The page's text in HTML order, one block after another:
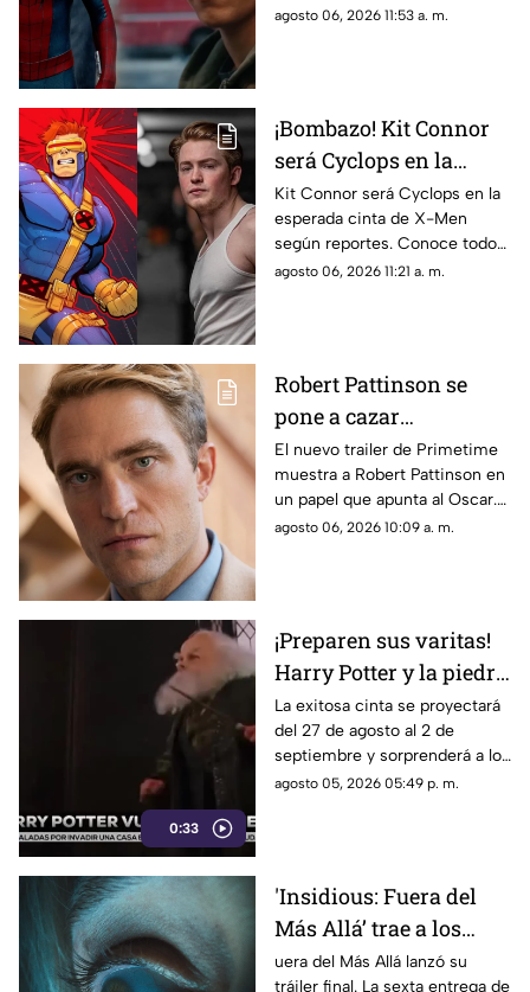
eliminada aclara las dudas de
agosto 06, 2026 11:53 a. m.
¡Bombazo! Kit Connor
será Cyclops en la
película de X-Men
Kit Connor será Cyclops en la
esperada cinta de X-Men
según reportes. Conoce todos
los detalles sobre el fichaje del
agosto 06, 2026 11:21 a. m.
Robert Pattinson se
pone a cazar
pederastas en el nuevo
thriller basado en
hechos reales
‘Primetime'
El nuevo trailer de Primetime
muestra a Robert Pattinson en
un papel que apunta al Oscar.
Descubre todos los detalles de
agosto 06, 2026 10:09 a. m.
0:33
¡Preparen sus varitas!
Harry Potter y la piedra
filosofal regresa a los
cines por su 25
aniversario
La exitosa cinta se proyectará
del 27 de agosto al 2 de
septiembre y sorprenderá a los
fanáticos con 15 minutos de
agosto 05, 2026 05:49 p. m.
'Insidious: Fuera del
Más Allá’ trae a los
demonios al mundo
uera del Más Allá lanzó su
tráiler final. La sexta entrega de